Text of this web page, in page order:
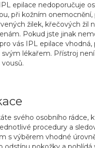
epilace nedoporučuje
při kožním onemocnění,
žilek, křečových žil
Pokud jste jinak
vás IPL epilace vhodná,
lékařem. Přístroj
svého osobního rádce,
procedury a
s výběrem vhodné